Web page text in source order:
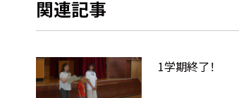
関連記事
1学期終了！